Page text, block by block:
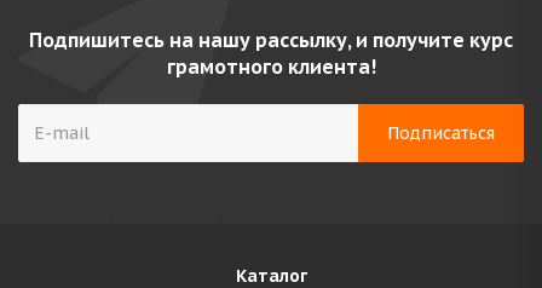
Подпишитесь на нашу рассылку, и получите курс
грамотного клиента!
Каталог